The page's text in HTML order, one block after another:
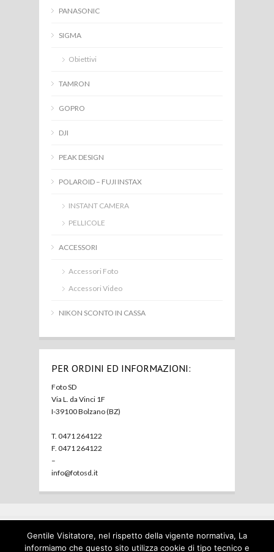
PANASONIC
SIGMA
Obiettivi
TAMRON
GOPRO
DJI
PEAK DESIGN
POLAROID – FUJI INSTAX
INSTANT CAMERA
PELLICOLE
ACCESSORI
Accessori Foto
Accessori Video
NIKON SCONTO IN CASSA
PER ORDINI ED INFORMAZIONI:
Foto SD
Via L. da Vinci 1F
I-39100 Bolzano (BZ)
T. 0471 264122
F. 0471 264122
–
info@fotosd.it
Home Foto SD Prodotti Usato Contatti
Privacy
policy
Gentile Visitatore, nel rispetto della vigente normativa, La
informiamo che questo sito utilizza cookie di tipo tecnico e